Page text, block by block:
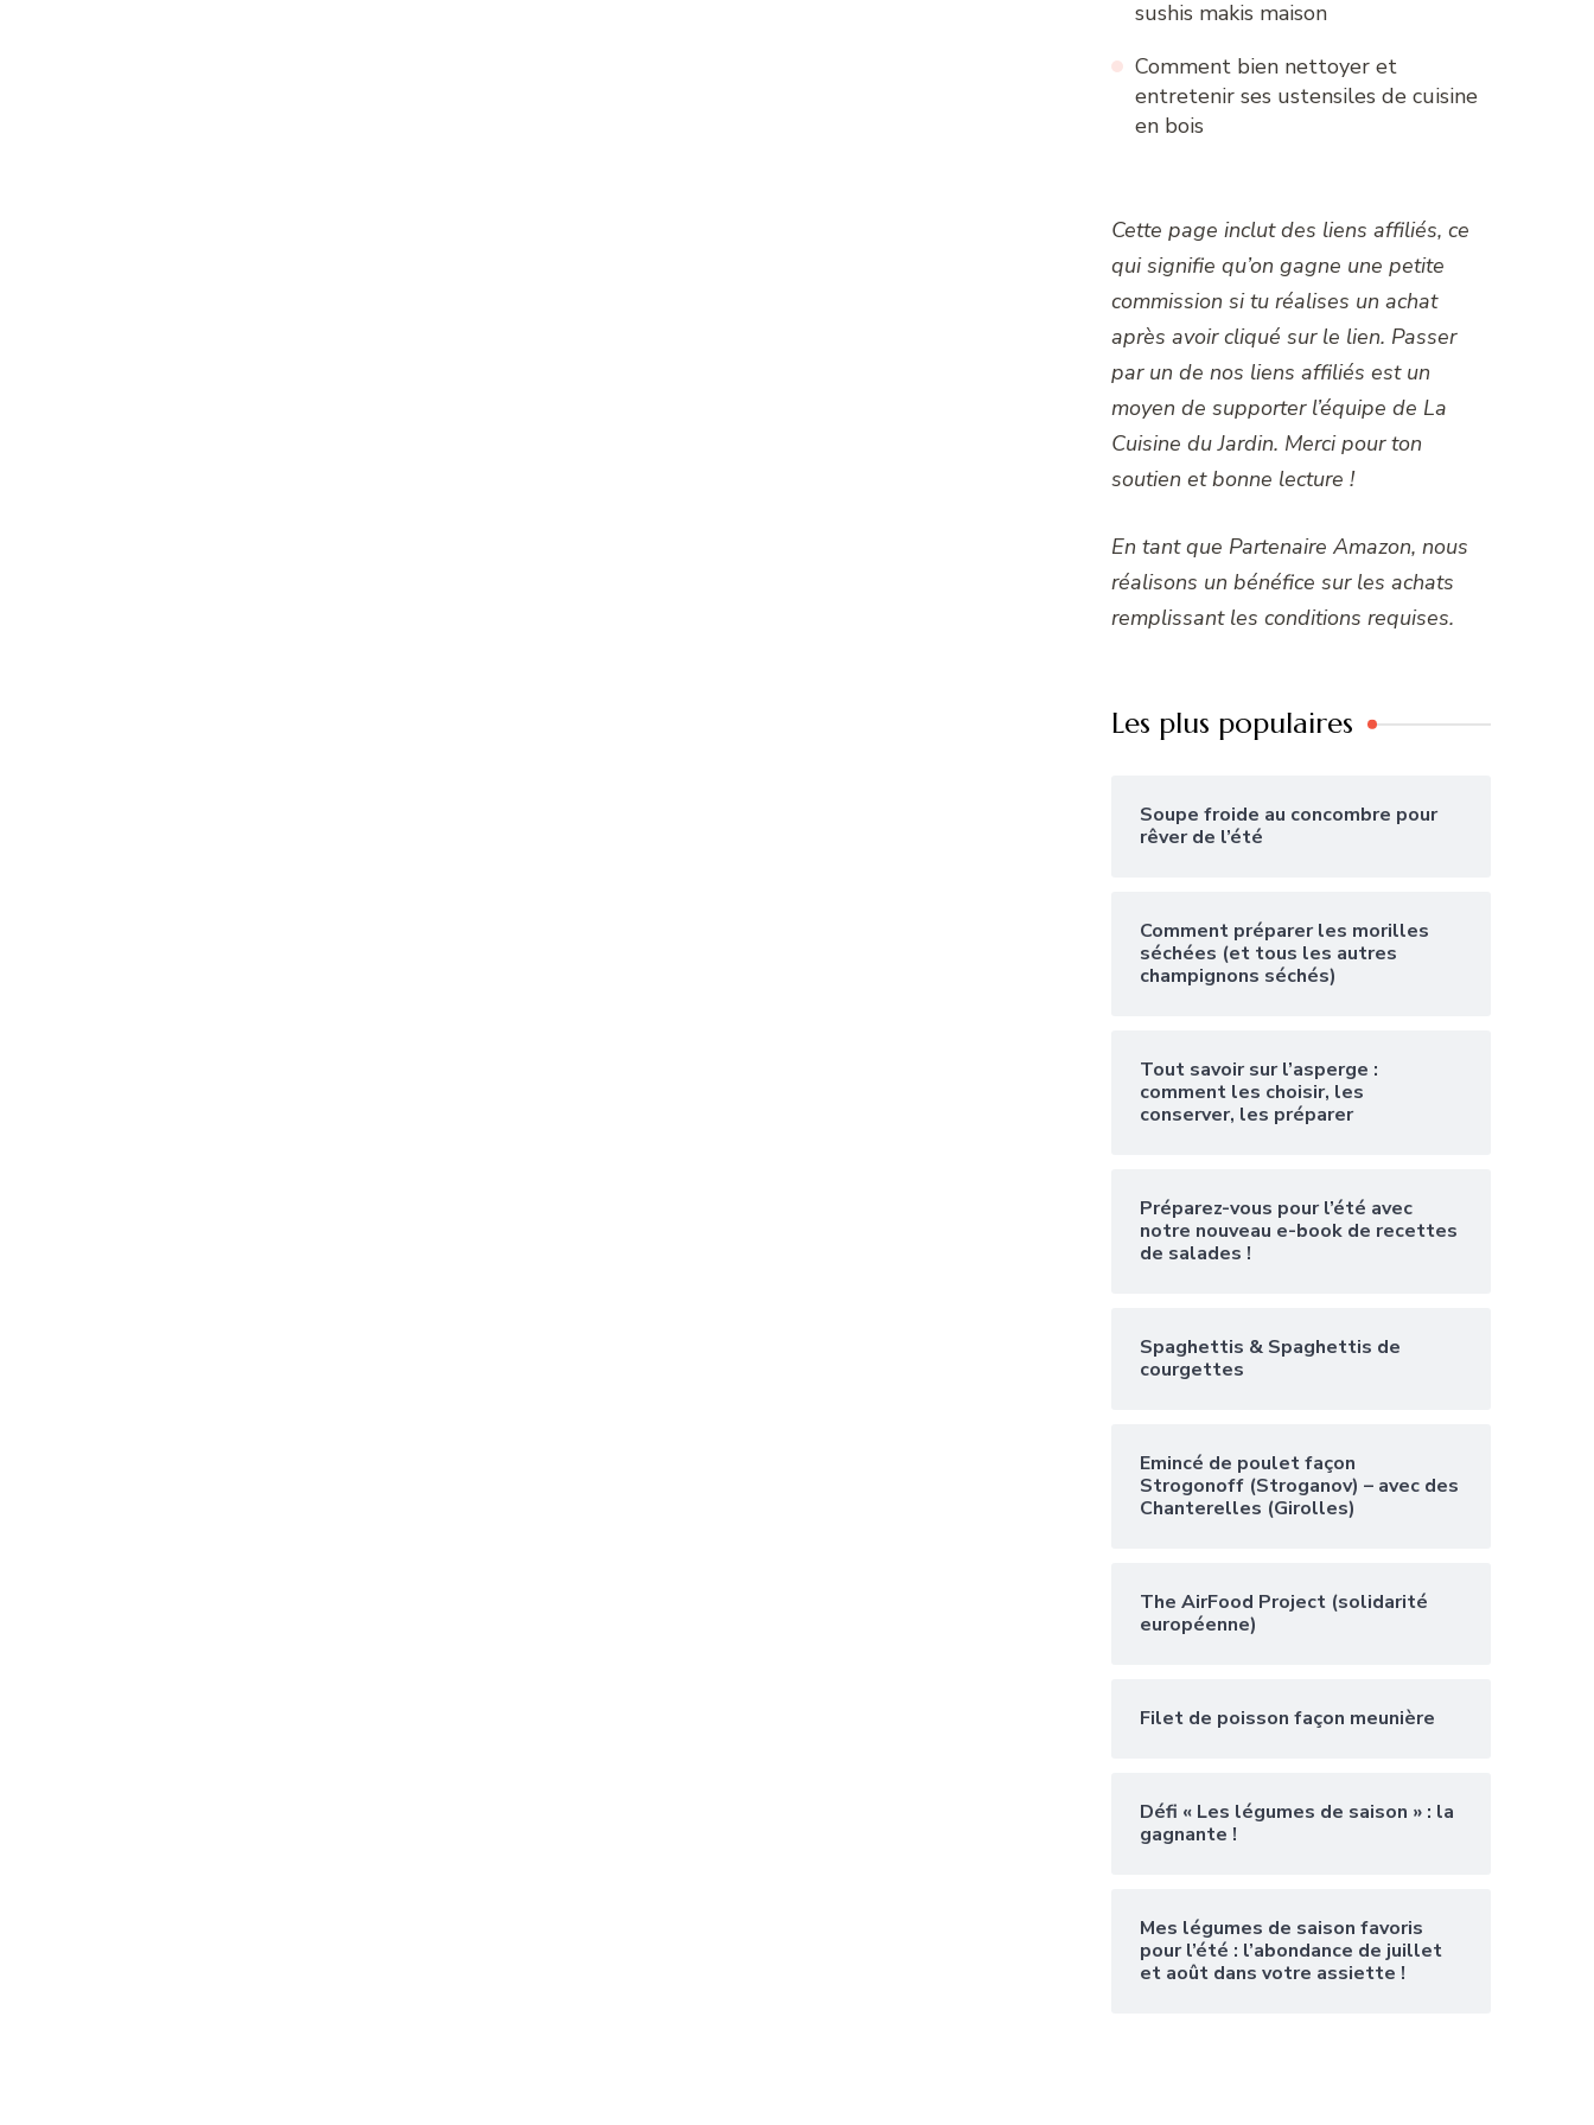
sushis makis maison
Comment bien nettoyer et
entretenir ses ustensiles de cuisine
en bois
Cette page inclut des liens affiliés, ce
qui signifie qu’on gagne une petite
commission si tu réalises un achat
après avoir cliqué sur le lien. Passer
par un de nos liens affiliés est un
moyen de supporter l’équipe de La
Cuisine du Jardin. Merci pour ton
soutien et bonne lecture !
En tant que Partenaire Amazon, nous
réalisons un bénéfice sur les achats
remplissant les conditions requises.
Les plus populaires
Soupe froide au concombre pour
rêver de l’été
Comment préparer les morilles
séchées (et tous les autres
champignons séchés)
Tout savoir sur l’asperge :
comment les choisir, les
conserver, les préparer
Préparez-vous pour l’été avec
notre nouveau e-book de recettes
de salades !
Spaghettis & Spaghettis de
courgettes
Emincé de poulet façon
Strogonoff (Stroganov) – avec des
Chanterelles (Girolles)
The AirFood Project (solidarité
européenne)
Filet de poisson façon meunière
Défi « Les légumes de saison » : la
gagnante !
Mes légumes de saison favoris
pour l’été : l’abondance de juillet
et août dans votre assiette !